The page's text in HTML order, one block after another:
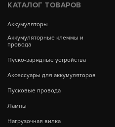
КАТАЛОГ ТОВАРОВ
Аккумуляторы
Аккумуляторные клеммы и
провода
Пуско-зарядные устройства
Аксессуары для аккумуляторов
Пусковые провода
Лампы
Нагрузочная вилка